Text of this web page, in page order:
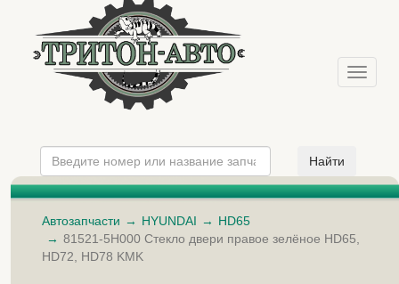
Меню
Автозапчасти HYUNDAI
HD65
81521-5H000 Стекло двери правое зелёное HD65,
HD72, HD78 KMK